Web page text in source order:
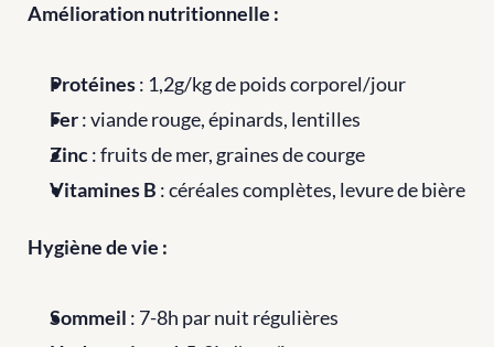
Amélioration nutritionnelle :
Protéines : 1,2g/kg de poids corporel/jour
Fer : viande rouge, épinards, lentilles
Zinc : fruits de mer, graines de courge
Vitamines B : céréales complètes, levure de bière
Hygiène de vie :
Sommeil : 7-8h par nuit régulières